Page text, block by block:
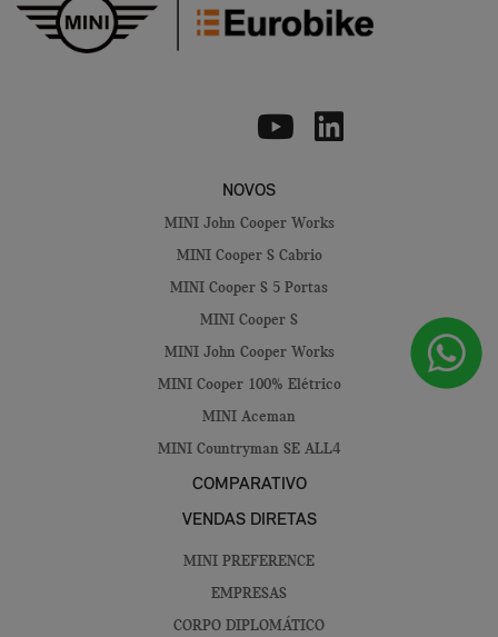
NOVOS
MINI John Cooper Works
MINI Cooper S Cabrio
MINI Cooper S 5 Portas
MINI Cooper S
MINI John Cooper Works
MINI Cooper 100% Elétrico
MINI Aceman
MINI Countryman SE ALL4
COMPARATIVO
VENDAS DIRETAS
MINI PREFERENCE
EMPRESAS
CORPO DIPLOMÁTICO